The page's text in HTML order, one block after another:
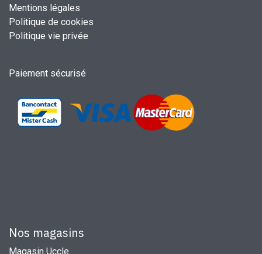
Mentions légales
Politique de cookies
Politique vie privée
Paiement sécurisé
Nos magasins
Magasin Uccle